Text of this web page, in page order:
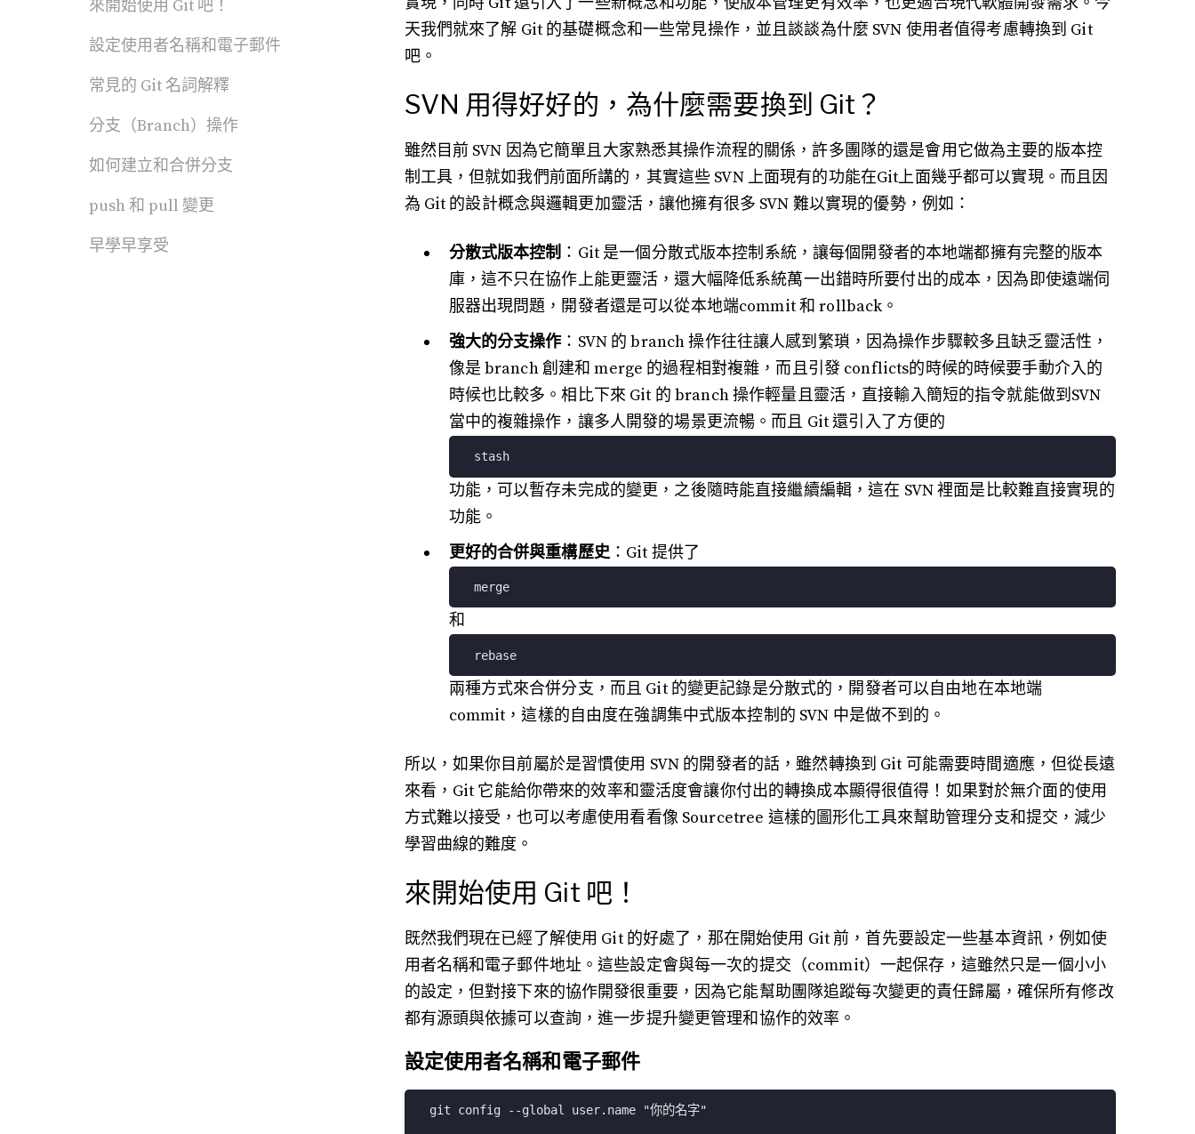
來開始使用 Git 吧！
設定使用者名稱和電子郵件
常見的 Git 名詞解釋
分支（Branch）操作
如何建立和合併分支
push 和 pull 變更
早學早享受
天我們就來了解 Git 的基礎概念和一些常見操作，並且談談為什麼 SVN 使用者值得考慮轉換到 Git
吧。
SVN 用得好好的，為什麼需要換到 Git？
雖然目前 SVN 因為它簡單且大家熟悉其操作流程的關係，許多團隊的還是會用它做為主要的版本控
制工具，但就如我們前面所講的，其實這些 SVN 上面現有的功能在Git上面幾乎都可以實現。而且因
為 Git 的設計概念與邏輯更加靈活，讓他擁有很多 SVN 難以實現的優勢，例如：
分散式版本控制 ：Git 是一個分散式版本控制系統，讓每個開發者的本地端都擁有完整的版本
庫，這不只在協作上能更靈活，還大幅降低系統萬一出錯時所要付出的成本，因為即使遠端伺
服器出現問題，開發者還是可以從本地端commit 和 rollback。
強大的分支操作 ：SVN 的 branch 操作往往讓人感到繁瑣，因為操作步驟較多且缺乏靈活性，
像是 branch 創建和 merge 的過程相對複雜，而且引發 conflicts的時候的時候要手動介入的
時候也比較多。相比下來 Git 的 branch 操作輕量且靈活，直接輸入簡短的指令就能做到SVN
當中的複雜操作，讓多人開發的場景更流暢。而且 Git 還引入了方便的
stash
功能，可以暫存未完成的變更，之後隨時能直接繼續編輯，這在 SVN 裡面是比較難直接實現的
功能。
更好的合併與重構歷史：Git 提供了
merge
和
rebase
兩種方式來合併分支，而且 Git 的變更記錄是分散式的，開發者可以自由地在本地端
commit，這樣的自由度在強調集中式版本控制的 SVN 中是做不到的。
所以，如果你目前屬於是習慣使用 SVN 的開發者的話，雖然轉換到 Git 可能需要時間適應，但從長遠
來看，Git 它能給你帶來的效率和靈活度會讓你付出的轉換成本顯得很值得！如果對於無介面的使用
方式難以接受，也可以考慮使用看看像 Sourcetree 這樣的圖形化工具來幫助管理分支和提交，減少
學習曲線的難度。
來開始使用 Git 吧！
既然我們現在已經了解使用 Git 的好處了，那在開始使用 Git 前，首先要設定一些基本資訊，例如使
用者名稱和電子郵件地址。這些設定會與每一次的提交（commit）一起保存，這雖然只是一個小小
的設定，但對接下來的協作開發很重要，因為它能幫助團隊追蹤每次變更的責任歸屬，確保所有修改
都有源頭與依據可以查詢，進一步提升變更管理和協作的效率。
設定使用者名稱和電子郵件
git config --global user.name "你的名字"